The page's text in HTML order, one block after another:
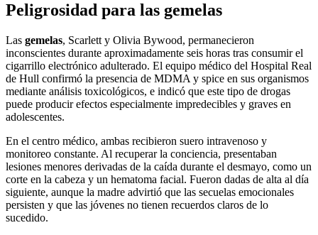
Peligrosidad para las gemelas
Las gemelas, Scarlett y Olivia Bywood, permanecieron
inconscientes durante aproximadamente seis horas tras consumir el
cigarrillo electrónico adulterado. El equipo médico del Hospital Real
de Hull confirmó la presencia de MDMA y spice en sus organismos
mediante análisis toxicológicos, e indicó que este tipo de drogas
puede producir efectos especialmente impredecibles y graves en
adolescentes.
En el centro médico, ambas recibieron suero intravenoso y
monitoreo constante. Al recuperar la conciencia, presentaban
lesiones menores derivadas de la caída durante el desmayo, como un
corte en la cabeza y un hematoma facial. Fueron dadas de alta al día
siguiente, aunque la madre advirtió que las secuelas emocionales
persisten y que las jóvenes no tienen recuerdos claros de lo
sucedido.